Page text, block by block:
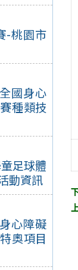
-桃園市
國身心
種類技
足球體
動資訊
心障礙
奧項目